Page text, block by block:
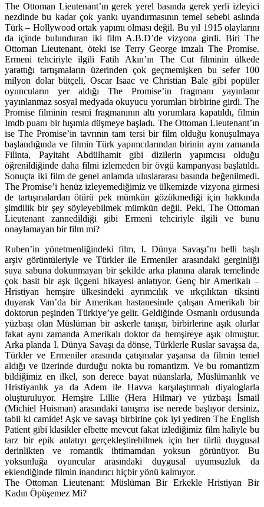
The Ottoman Lieutenant’ın gerek yerel basında gerek yerli izleyici
nezdinde bu kadar çok yankı uyandırmasının temel sebebi aslında
Türk – Hollywood ortak yapımı olması değil. Bu yıl 1915 olaylarını
da içinde bulunduran iki film A.B.D’de vizyona girdi. Biri The
Ottoman Lieutenant, öteki ise Terry George imzalı The Promise.
Ermeni tehciriyle ilgili Fatih Akın’ın The Cut filminin ülkede
yarattığı tartışmaların üzerinden çok geçmemişken bu sefer 100
milyon dolar bütçeli, Oscar Isaac ve Christian Bale gibi popüler
oyuncuların yer aldığı The Promise’in fragmanı yayınlanır
yayınlanmaz sosyal medyada okuyucu yorumları birbirine girdi. The
Promise filminin resmi fragmanının altı yorumlara kapatıldı, filmin
Imdb puanı bir hışımla düşmeye başladı. The Ottoman Lieutenant’ın
ise The Promise’in tavrının tam tersi bir film olduğu konuşulmaya
başlandığında ve filmin Türk yapımcılarından birinin aynı zamanda
Filinta, Payitaht Abdülhamit gibi dizilerin yapımcısı olduğu
öğrenildiğinde daha filmi izlemeden bir övgü kampanyası başlatıldı.
Sonuçta iki film de genel anlamda uluslararası basında beğenilmedi.
The Promise’i henüz izleyemediğimiz ve ülkemizde vizyona girmesi
de tartışmalardan ötürü pek mümkün gözükmediği için hakkında
şimdilik bir şey söyleyebilmek mümkün değil. Peki, The Ottoman
Lieutenant zannedildiği gibi Ermeni tehciriyle ilgili ve bunu
onaylamayan bir film mi?
Ruben’in yönetmenliğindeki film, I. Dünya Savaşı’nı belli başlı
arşiv görüntüleriyle ve Türkler ile Ermeniler arasındaki gerginliği
suya sabuna dokunmayan bir şekilde arka planına alarak temelinde
çok basit bir aşk üçgeni hikayesi anlatıyor. Genç bir Amerikalı –
Hristiyan hemşire ülkesindeki ayrımcılık ve ırkçılıktan tiksinti
duyarak Van’da bir Amerikan hastanesinde çalışan Amerikalı bir
doktorun peşinden Türkiye’ye gelir. Geldiğinde Osmanlı ordusunda
yüzbaşı olan Müslüman bir askerle tanışır, birbirlerine aşık olurlar
fakat aynı zamanda Amerikalı doktor da hemşireye aşık olmuştur.
Arka planda I. Dünya Savaşı da dönse, Türklerle Ruslar savaşsa da,
Türkler ve Ermeniler arasında çatışmalar yaşansa da filmin temel
aldığı ve üzerinde durduğu nokta bu romantizm. Ve bu romantizm
bildiğimiz en ilkel, son derece bayat nüanslarla, Müslümanlık ve
Hristiyanlık ya da Adem ile Havva karşılaştırmalı diyaloglarla
oluşturuluyor. Hemşire Lillie (Hera Hilmar) ve yüzbaşı İsmail
(Michiel Huisman) arasındaki tanışma ise nerede başlıyor dersiniz,
tabii ki camide! Aşk ve savaşı birbirine çok iyi yediren The English
Patient gibi klasikler elbette mevcut fakat izlediğimiz film haliyle bu
tarz bir epik anlatıyı gerçekleştirebilmek için her türlü duygusal
derinlikten ve romantik ihtimamdan yoksun görünüyor. Bu
yoksunluğa oyuncular arasındaki duygusal uyumsuzluk da
eklendiğinde filmin inandırıcı hiçbir yönü kalmıyor.
The Ottoman Lieutenant: Müslüman Bir Erkekle Hristiyan Bir
Kadın Öpüşemez Mi?